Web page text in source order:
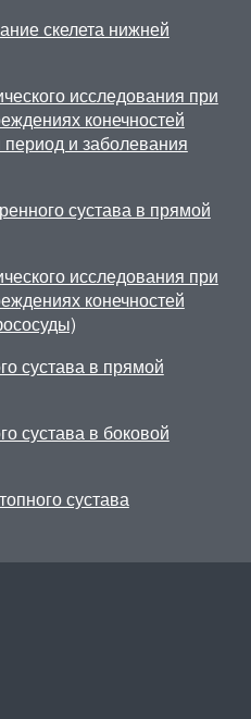
скелета нижней
исследования при
конечностей
период и заболевания
сустава в прямой
исследования при
конечностей
сустава в прямой
сустава в боковой
сустава